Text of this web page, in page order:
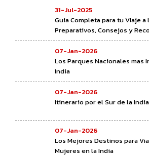
31-Jul-2025
Guia Completa para tu Viaje a
Preparativos, Consejos y
07-Jan-2026
Los Parques Nacionales mas
India
07-Jan-2026
Itinerario por el Sur de la India
07-Jan-2026
Los Mejores Destinos para
Mujeres en la India